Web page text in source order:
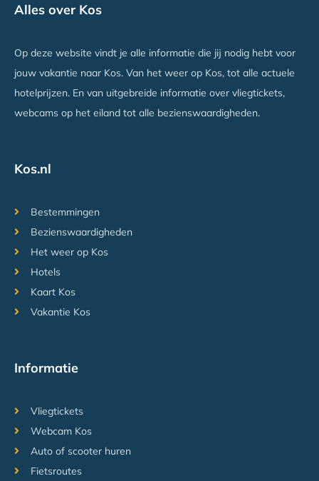
Alles over Kos
Op deze website vindt je alle informatie die jij nodig hebt voor
jouw vakantie naar Kos. Van het weer op Kos, tot alle actuele
hotelprijzen. En van uitgebreide informatie over vliegtickets,
webcams op het eiland tot alle bezienswaardigheden.
Kos.nl
Bestemmingen
Bezienswaardigheden
Het weer op Kos
Hotels
Kaart Kos
Vakantie Kos
Informatie
Vliegtickets
Webcam Kos
Auto of scooter huren
Fietsroutes